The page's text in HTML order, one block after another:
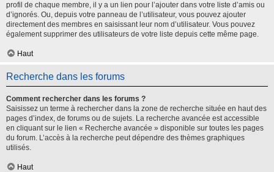
profil de chaque membre, il y a un lien pour l’ajouter dans votre liste d’amis ou
d’ignorés. Ou, depuis votre panneau de l’utilisateur, vous pouvez ajouter
directement des membres en saisissant leur nom d’utilisateur. Vous pouvez
également supprimer des utilisateurs de votre liste depuis cette même page.
Haut
Recherche dans les forums
Comment rechercher dans les forums ?
Saisissez un terme à rechercher dans la zone de recherche située en haut des
pages d’index, de forums ou de sujets. La recherche avancée est accessible
en cliquant sur le lien « Recherche avancée » disponible sur toutes les pages
du forum. L’accès à la recherche peut dépendre des thèmes graphiques
utilisés.
Haut